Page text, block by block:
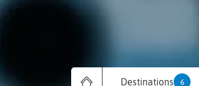
Destinations 6